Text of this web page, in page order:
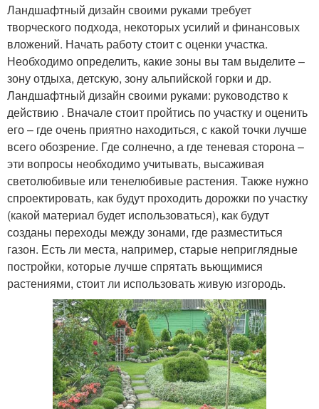
Ландшафтный дизайн своими руками требует
творческого подхода, некоторых усилий и финансовых
вложений. Начать работу стоит с оценки участка.
Необходимо определить, какие зоны вы там выделите –
зону отдыха, детскую, зону альпийской горки и др.
Ландшафтный дизайн своими руками: руководство к
действию . Вначале стоит пройтись по участку и оценить
его – где очень приятно находиться, с какой точки лучше
всего обозрение. Где солнечно, а где теневая сторона –
эти вопросы необходимо учитывать, высаживая
светолюбивые или тенелюбивые растения. Также нужно
спроектировать, как будут проходить дорожки по участку
(какой материал будет использоваться), как будут
созданы переходы между зонами, где разместиться
газон. Есть ли места, например, старые неприглядные
постройки, которые лучше спрятать вьющимися
растениями, стоит ли использовать живую изгородь.